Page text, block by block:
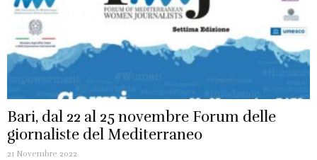
Bari, dal 22 al 25 novembre Forum delle
giornaliste del Mediterraneo
21 Novembre 2022